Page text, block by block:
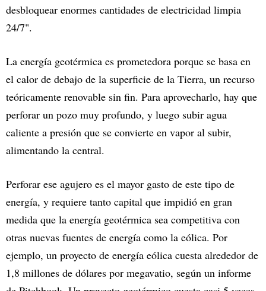
desbloquear enormes cantidades de electricidad limpia
24/7".
La energía geotérmica es prometedora porque se basa en
el calor de debajo de la superficie de la Tierra, un recurso
teóricamente renovable sin fin. Para aprovecharlo, hay que
perforar un pozo muy profundo, y luego subir agua
caliente a presión que se convierte en vapor al subir,
alimentando la central.
Perforar ese agujero es el mayor gasto de este tipo de
energía, y requiere tanto capital que impidió en gran
medida que la energía geotérmica sea competitiva con
otras nuevas fuentes de energía como la eólica. Por
ejemplo, un proyecto de energía eólica cuesta alrededor de
1,8 millones de dólares por megavatio, según un informe